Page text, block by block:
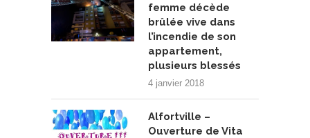
femme décède
brûlée vive dans
l’incendie de son
appartement,
plusieurs blessés
4 janvier 2018
Alfortville –
Ouverture de Vita